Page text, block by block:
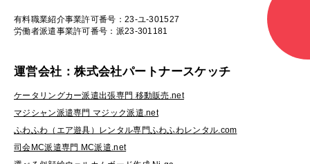
有料職業紹介事業許可番号：23-ユ-301527
労働者派遣事業許可番号：派23-301181
運営会社：株式会社パートナースケッチ
ケータリングカー派遣出張専門 移動販売.net
マジシャン派遣専門 マジック派遣.net
ふわふわ（エア遊具）レンタル専門ふわふわレンタル.com
司会MC派遣専門 MC派遣.net